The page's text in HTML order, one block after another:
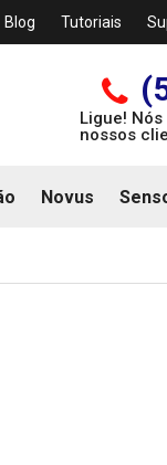
Blog Tutoriais
Ligue!
nossos
Novus